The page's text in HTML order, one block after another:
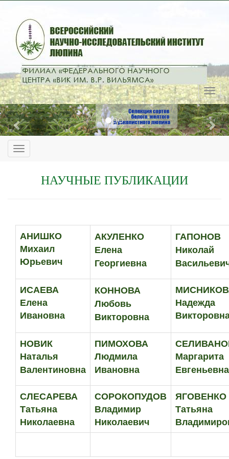
Previous
НАУЧНЫЕ ПУБЛИКАЦИИ
АНИШКО
Михаил
Юрьевич
АКУЛЕНКО
Елена
Георгиевна
ГАПОНОВ
Николай
ИСАЕВА
Елена
Ивановна
КОННОВА
Любовь
Викторовна
Надежда
НОВИК
Наталья
Валентиновна
ПИМОХОВА
Людмила
Ивановна
Маргарита
Евгеньевна
СЛЕСАРЕВА
Татьяна
Николаевна
СОРОКОПУДОВ
Владимир
Николаевич
ЯГОВЕНКО
Татьяна